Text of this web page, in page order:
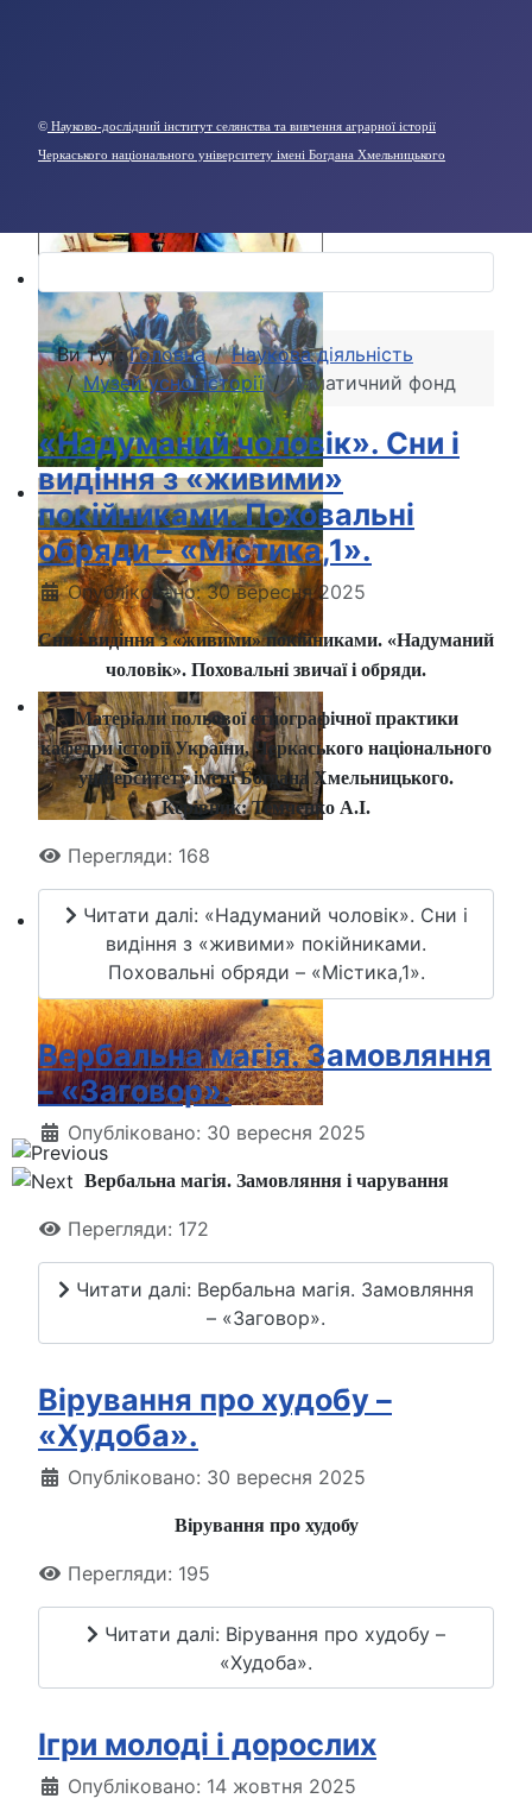
Ви тут:Головна
Наукова діяльність
Музей усної історії
Тематичний фонд
«Надуманий чоловік». Сни і
видіння з «живими»
покійниками. Поховальні
обряди – «Містика,1».
Опубліковано: 30 вересня 2025
Сни і видіння з «живими» покійниками. «Надуманий
чоловік». Поховальні звичаї і обряди.
Матеріали польової етнографічної практики
кафедри історії України, Черкаського національного
університету імені Богдана Хмельницького.
Керівник: Темченко А.І.
Перегляди: 168
Читати далі: «Надуманий чоловік». Сни і
видіння з «живими» покійниками.
Поховальні обряди – «Містика,1».
Вербальна магія. Замовляння
– «Заговор».
Опубліковано: 30 вересня 2025
Вербальна магія. Замовляння і чарування
Перегляди: 172
Читати далі: Вербальна магія. Замовляння
– «Заговор».
Вірування про худобу –
«Худоба».
Опубліковано: 30 вересня 2025
Вірування про худобу
Перегляди: 195
Читати далі: Вірування про худобу –
«Худоба».
Ігри молоді і дорослих
Опубліковано: 14 жовтня 2025
© Науково-дослідний інститут селянства та вивчення аграрної історії
Черкаського національного університету імені Богдана Хмельницького